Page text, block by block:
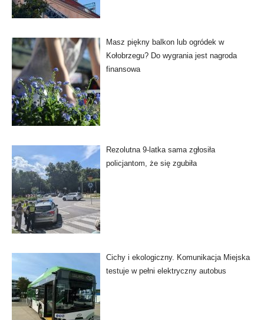
Masz piękny balkon lub ogródek w
Kołobrzegu? Do wygrania jest nagroda
finansowa
Rezolutna 9-latka sama zgłosiła
policjantom, że się zgubiła
Cichy i ekologiczny. Komunikacja Miejska
testuje w pełni elektryczny autobus